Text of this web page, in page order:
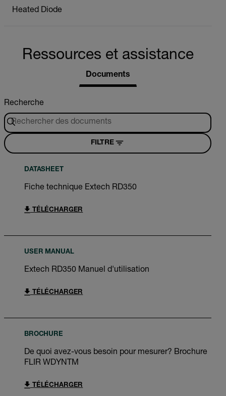
Heated Diode
Ressources et assistance
Documents
Recherche
FILTRE
DATASHEET
Fiche technique Extech RD350
TÉLÉCHARGER
USER MANUAL
Extech RD350 Manuel d'utilisation
TÉLÉCHARGER
BROCHURE
De quoi avez-vous besoin pour mesurer? Brochure
FLIR WDYNTM
TÉLÉCHARGER